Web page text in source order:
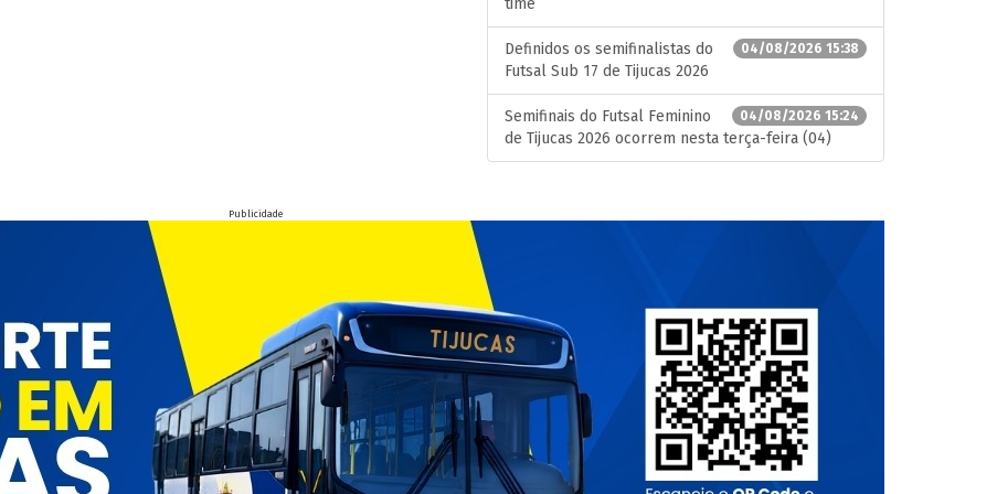
04/08/2026 15:38
Definidos os semifinalistas do
Futsal Sub 17 de Tijucas 2026
04/08/2026 15:24
Semifinais do Futsal Feminino
de Tijucas 2026 ocorrem nesta terça-feira (04)
Publicidade